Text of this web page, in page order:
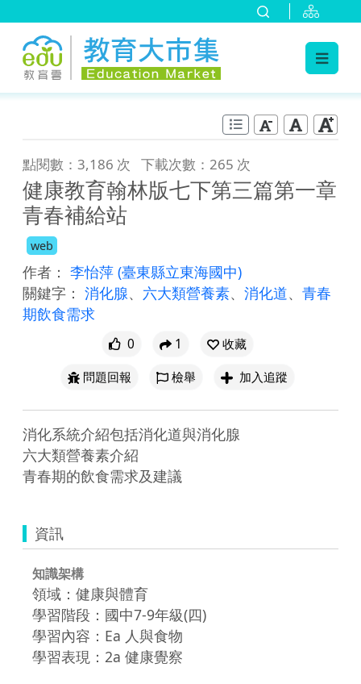
點閱數：3,186 次 下載次數：265 次
健康教育翰林版七下第三篇第一章
青春補給站
web
作者： 李怡萍 (臺東縣立東海國中)
關鍵字： 消化腺、 六大類營養素、 消化道、 青春
期飲食需求
0 1
收藏
問題回報
檢舉 加入追蹤
消化系統介紹包括消化道與消化腺
六大類營養素介紹
青春期的飲食需求及建議
資訊
知識架構
領域：健康與體育
學習階段：國中7-9年級(四)
學習內容：Ea 人與食物
學習表現：2a 健康覺察